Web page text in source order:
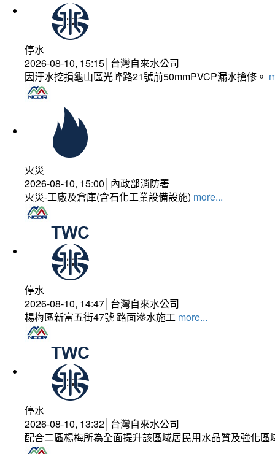
停水
2026-08-10, 15:15│台灣自來水公司
因汙水挖損龜山區光峰路21號前50mmPVCP漏水搶修。
火災
2026-08-10, 15:00│內政部消防署
火災-工廠及倉庫(含石化工業設備設施) more...
停水
2026-08-10, 14:47│台灣自來水公司
楊梅區新富五街47號 路面滲水施工 more...
停水
2026-08-10, 13:32│台灣自來水公司
配合二區楊梅所為全面提升該區域居民用水品質及強化